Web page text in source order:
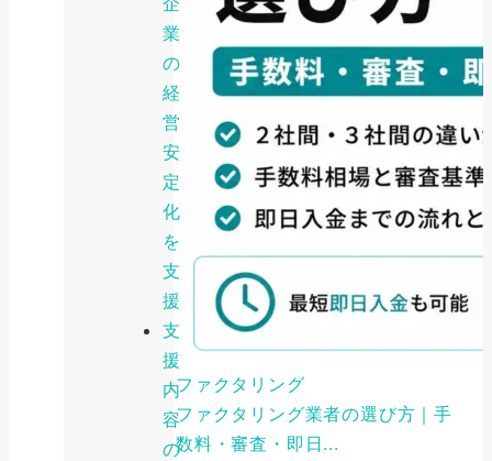
業
の
経
営
安
定
化
を
支
援
支
援
内
容
の
ファクタリング
ファクタリング業者の選び方｜手
数料・審査・即日...